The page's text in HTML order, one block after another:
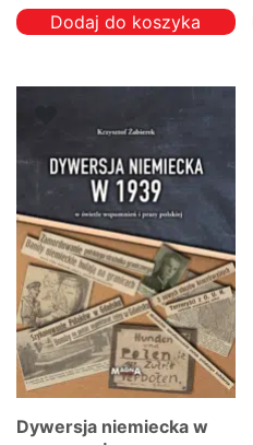
cena
wynosiła:
cena
wynosi:
Dodaj do koszyka
Dywersja niemiecka w